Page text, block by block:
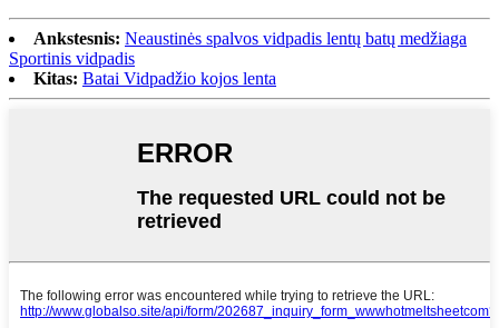
Ankstesnis: Neaustinės spalvos vidpadis lentų batų medžiaga
Sportinis vidpadis
Kitas: Batai Vidpadžio kojos lenta